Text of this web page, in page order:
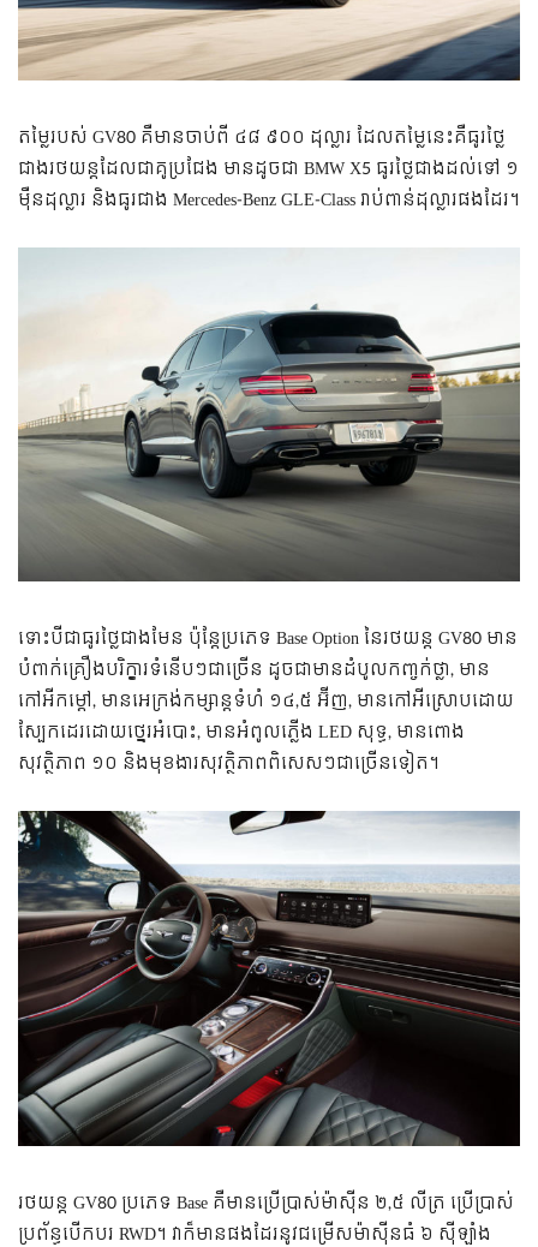
តម្លៃ​របស់​ GV80 គឺ​មាន​ចាប់​ពី ៤៨ ៩០០ ដុល្លារ ដែល​តម្លៃ​នេះ​គឺ​ធូរ​ថ្លៃ​
ជាង​រថយន្ត​ដែល​ជា​គូ​ប្រជែង​ មាន​ដូច​ជា​ BMW X5 ​ធូរ​ថ្លៃ​ជាង​ដល់​ទៅ​ ១
ម៉ឺន​ដុល្លារ និង​​ធូរ​ជាង Mercedes-Benz GLE-Class រាប់​ពាន់​ដុល្លារ​ផង​ដែរ។
ទោះ​បី​ជា​​ធូរ​ថ្លៃ​ជាង​មែន ប៉ុន្តែ​ប្រភេទ Base Option នៃ​រថយន្ត GV80 មាន​
បំពាក់​គ្រឿង​បរិក្ខារ​ទំនើបៗ​ជា​ច្រើន ដូច​ជា​មាន​ដំបូល​កញ្ចក់​ថ្លា, មាន​
កៅអី​កម្ដៅ, មាន​អេក្រង់​​កម្សាន្ត​ទំហំ ១៤,៥ អ៊ីញ, មាន​កៅអី​ស្រោប​ដោយ​
ស្បែក​ដេរ​ដោយ​ថ្នេរ​អំបោះ, មាន​អំពូល​ភ្លើង LED សុទ្ធ, មាន​ពោង​
សុវត្ថិភាព ១០ និង​មុខងារ​សុវត្ថិភាព​ពិសេសៗ​ជា​ច្រើន​ទៀត។
រថយន្ត GV80 ប្រភេទ Base គឺ​មាន​ប្រើ​ប្រាស់​ម៉ាស៊ីន ២,៥ លីត្រ ប្រើ​ប្រាស់​
ប្រព័ន្ធ​បើកបរ​ RWD។ វា​ក៏​មាន​ផង​ដែរ​នូវ​ជម្រើស​ម៉ាស៊ីន​ធំ ៦ ស៊ីឡាំង